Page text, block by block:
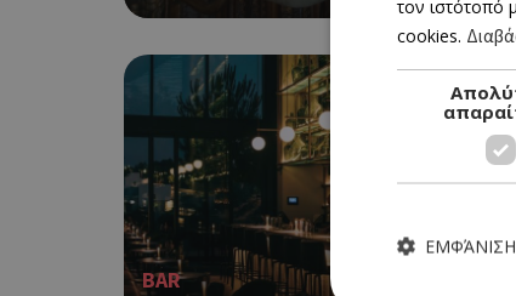
BAR
τον ιστότοπό
cookies.